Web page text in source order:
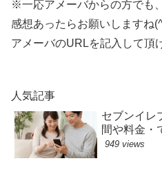
※一応アメーバからの方でも
感想あったらお願いしますね
アメーバのURLを記入して頂
人気記事
セブンイレ
間や料金・
949 views